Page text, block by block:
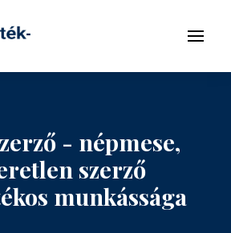
Menü
- népmese,
szerző
munkássága